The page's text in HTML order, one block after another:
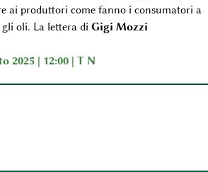
ai produttori come fanno i consumatori a
oli. La lettera di Gigi Mozzi
2025 | 12:00 | T N